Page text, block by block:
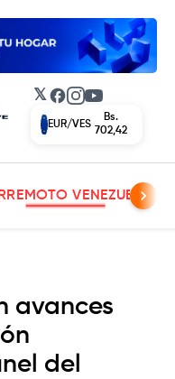
𝕏 Facebook
Instagram
YouTube
EUR/VES
Bs.
702,42
VENEZUELA
avances
del